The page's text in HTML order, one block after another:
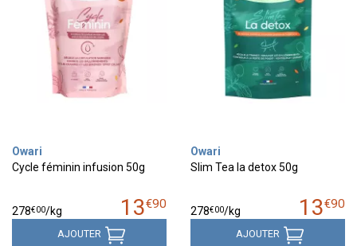
Owari
Cycle féminin infusion 50g
13€90
278€00/kg
AJOUTER
Owari
Slim Tea la detox 50g
13€90
278€00/kg
AJOUTER